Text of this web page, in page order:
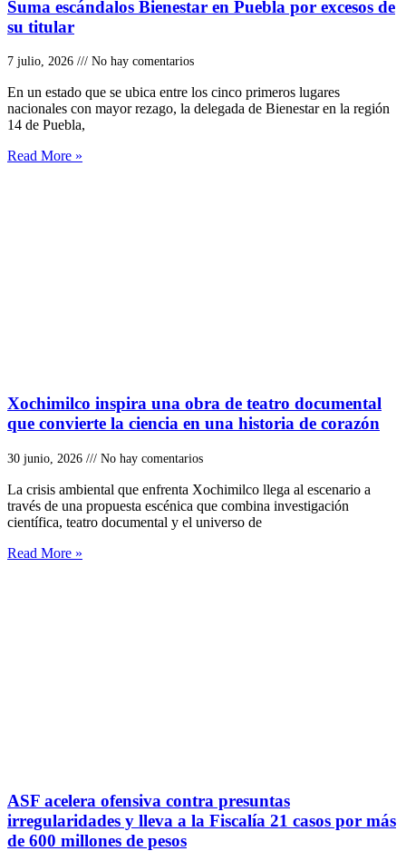
Suma escándalos Bienestar en Puebla por excesos de
su titular
7 julio, 2026 No hay comentarios
En un estado que se ubica entre los cinco primeros lugares
nacionales con mayor rezago, la delegada de Bienestar en la región
14 de Puebla,
Read More »
Xochimilco inspira una obra de teatro documental
que convierte la ciencia en una historia de corazón
30 junio, 2026 No hay comentarios
La crisis ambiental que enfrenta Xochimilco llega al escenario a
través de una propuesta escénica que combina investigación
científica, teatro documental y el universo de
Read More »
ASF acelera ofensiva contra presuntas
irregularidades y lleva a la Fiscalía 21 casos por más
de 600 millones de pesos